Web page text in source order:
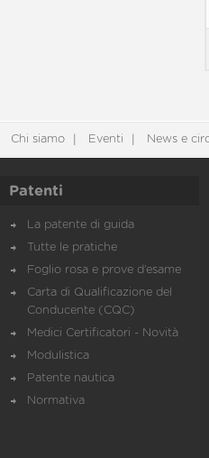
Chi siamo Eventi News e
Patenti
La patente di guida
Tutte le pratiche
Foglio rosa e prove d’esame
Carta di Qualificazione del
Conducente (CQC)
Medici Certificatori - Novità
Modulistica
Patente nautica
Normativa